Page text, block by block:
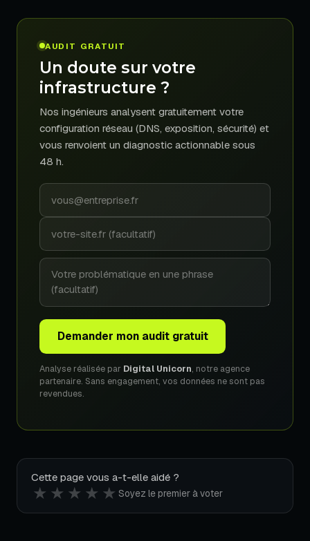
AUDIT GRATUIT
Un doute sur votre
infrastructure ?
Nos ingénieurs analysent gratuitement votre
configuration réseau (DNS, exposition, sécurité) et
vous renvoient un diagnostic actionnable sous
48 h.
Demander mon audit gratuit
Analyse réalisée par Digital Unicorn, notre agence
partenaire. Sans engagement, vos données ne sont pas
revendues.
Cette page vous a-t-elle aidé ?
★ ★ ★ ★ ★ Soyez le premier à voter